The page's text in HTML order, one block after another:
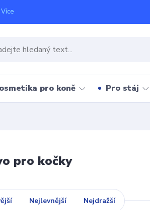
Více
pro koně Pro stáj
pro kočky
Nejlevnější Nejdražší